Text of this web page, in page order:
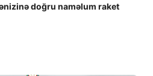
doğru naməlum raket